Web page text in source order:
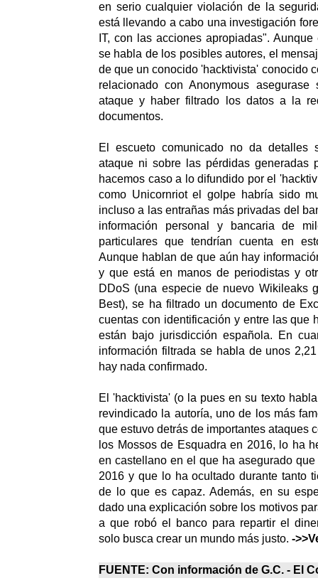
en serio cualquier violación de la
está llevando a cabo una investigación
IT, con las acciones apropiadas".
se habla de los posibles autores, el
de que un conocido 'hacktivista' conocido
relacionado con Anonymous
ataque y haber filtrado los datos a la
documentos.
El escueto comunicado no da detalles
ataque ni sobre las pérdidas generadas
hacemos caso a lo difundido por el
como Unicornriot el golpe habría sido
incluso a las entrañas más privadas del
información personal y bancaria de
particulares que tendrían cuenta en
Aunque hablan de que aún hay
y que está en manos de periodistas y
DDoS (una especie de nuevo Wikileaks
Best), se ha filtrado un documento de
cuentas con identificación y entre las que
están bajo jurisdicción española. En
información filtrada se habla de unos
hay nada confirmado.
El 'hacktivista' (o la pues en su texto
revindicado la autoría, uno de los más
que estuvo detrás de importantes ataques
los Mossos de Esquadra en 2016, lo ha
en castellano en el que ha asegurado
2016 y que lo ha ocultado durante tanto
de lo que es capaz. Además, en su
dado una explicación sobre los motivos
a que robó el banco para repartir el
solo busca crear un mundo más justo. -
FUENTE: Con información de G.C. - El